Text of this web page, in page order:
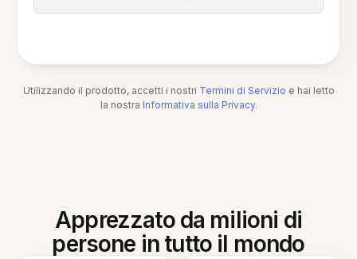
Utilizzando il prodotto, accetti i nostri Termini di Servizio e hai letto
la nostra Informativa sulla Privacy.
Apprezzato da milioni di
persone in tutto il mondo